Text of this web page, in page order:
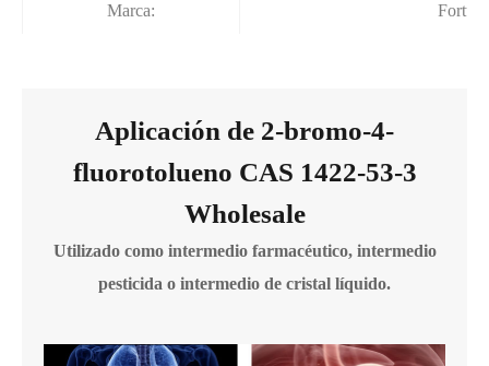
Marca:
Aplicación de 2-bromo-4-
fluorotolueno CAS 1422-53-3
Wholesale
Utilizado como intermedio farmacéutico, intermedio
pesticida o intermedio de cristal líquido.